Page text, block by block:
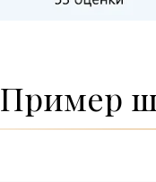
Пример